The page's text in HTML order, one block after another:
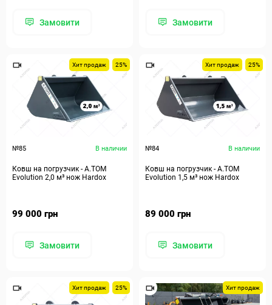
Замовити Замовити
Хит продаж 25%
№85 В наличии
Ковш на погрузчик - A.TOM
Evolution 2,0 м³ нож Hardox
99 000 грн
Замовити
Хит продаж 25%
№84 В наличии
Ковш на погрузчик - A.TOM
Evolution 1,5 м³ нож Hardox
89 000 грн
Замовити
Хит продаж 25% Хит продаж